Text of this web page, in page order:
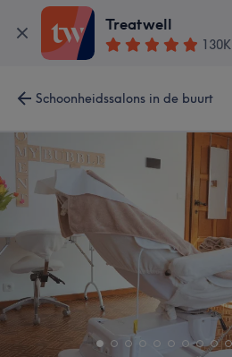
Treatwell
130K
Schoonheidssalons in de buurt